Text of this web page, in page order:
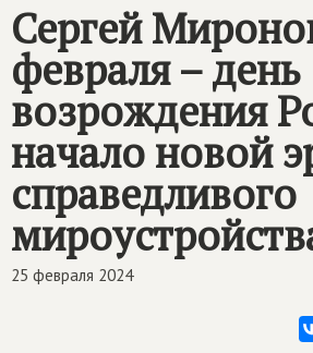
Сергей
февраля – день
возрождения
начало новой
справедливого
25 февраля 2024